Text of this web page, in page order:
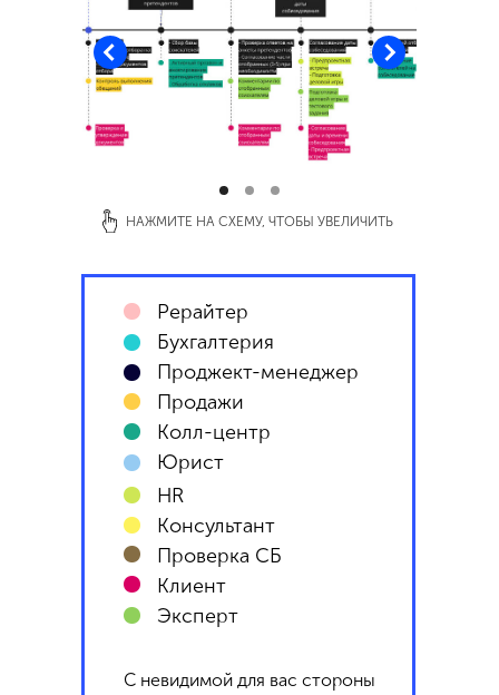
Рерайтер
Бухгалтерия
Проджект-менеджер
Продажи
Колл-центр
Юрист
НАЖМИТЕ НА СХЕМУ, ЧТОБЫ УВЕЛИЧИТЬ
С невидимой для вас стороны
HR
Консультант
Проверка СБ
Клиент
Эксперт